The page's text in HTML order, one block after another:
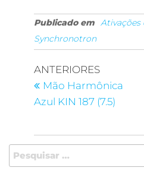
Publicado em Ativações
Synchronotron
ANTERIORES
Mão Harmônica
Azul KIN 187 (7.5)